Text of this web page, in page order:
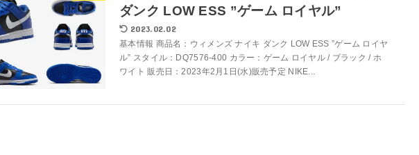
ダンク LOW ESS ”ゲーム ロイヤル”
2023.02.02
基本情報 商品名：ウィメンズ ナイキ ダンク LOW ESS ”ゲーム ロイヤ
ル” スタイル：DQ7576-400 カラー：ゲーム ロイヤル / ブラック / ホ
ワイト 販売日：2023年2月1日(水)販売予定 NIKE...